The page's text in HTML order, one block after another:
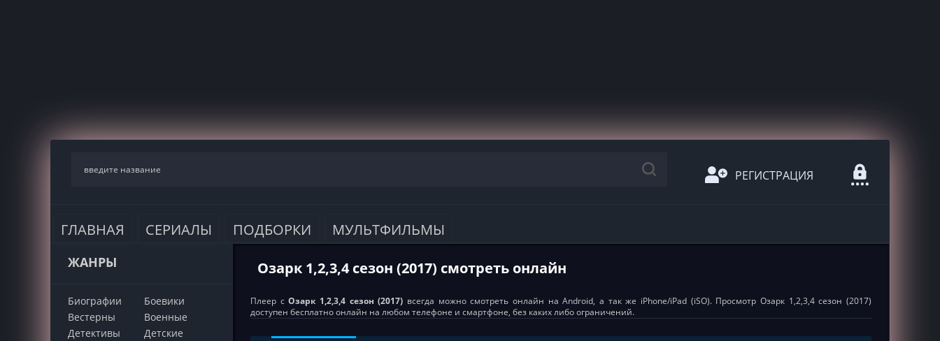
РЕГИСТРАЦИЯ
ГЛАВНАЯ СЕРИАЛЫ ПОДБОРКИ МУЛЬТФИЛЬМЫ
ЖАНРЫ
Биографии
Боевики
Вестерны
Военные
Детективы
Детские
Озарк 1,2,3,4 сезон (2017) смотреть онлайн
Плеер сОзарк 1,2,3,4 сезон (2017) всегда можно смотреть онлайн на Android, а так же iPhone/iPad (iSO). Просмотр Озарк 1,2,3,4 сезон (2017)
доступен бесплатно онлайн на любом телефоне и смартфоне, без каких либо ограничений.